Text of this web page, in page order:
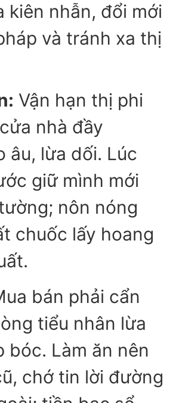
kiên nhẫn, đổi mới
và tránh xa thị
Vận hạn thị phi
nhà đầy
âu, lừa dối. Lúc
giữ mình mới
nôn nóng
chuốc lấy hoang
bán phải cẩn
tiểu nhân lừa
bóc. Làm ăn nên
chớ tin lời đường